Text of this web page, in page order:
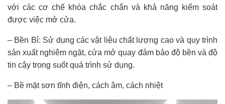
với các cơ chế khóa chắc chắn và khả năng kiểm soát
được việc mở cửa.
– Bền Bỉ: Sử dụng các vật liệu chất lượng cao và quy trình
sản xuất nghiêm ngặt, cửa mở quay đảm bảo độ bền và độ
tin cậy trong suốt quá trình sử dụng.
– Bề mặt sơn tĩnh điện, cách âm, cách nhiệt